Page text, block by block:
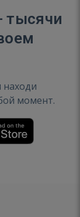
тысячи
находи
момент.